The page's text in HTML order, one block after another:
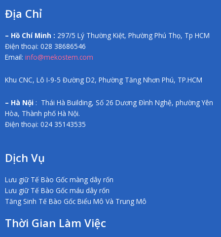
Địa Chỉ
– Hồ Chí Minh : 297/5 Lý Thường Kiệt, Phường Phú Thọ, Tp HCM
Điện thoại: 028 38686546
Email: info@mekostem.com
Khu CNC, Lô I-9-5 Đường D2, Phường Tăng Nhơn Phú, TP.HCM
– Hà Nội : Thái Hà Building, Số 26 Dương Đình Nghệ, phường Yên
Hòa, Thành phố Hà Nội.
Điện thoại: 024 35143535
Dịch Vụ
Lưu giữ Tế Bào Gốc màng dây rốn
Lưu giữ Tế Bào Gốc máu dây rốn
Tăng Sinh Tế Bào Gốc Biểu Mô Và Trung Mô
Thời Gian Làm Việc